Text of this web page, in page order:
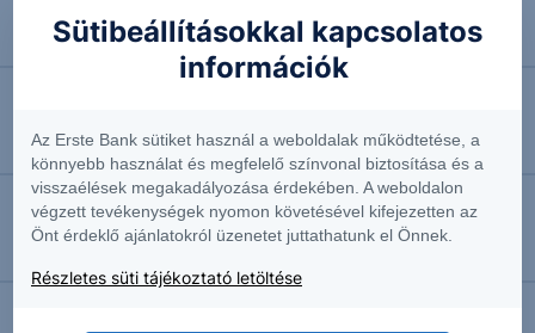
Négyhavi mélyponton a forint
EURUSD: munkapiaci jelentésre várva
2026.08.07. 10:37
Sütibeállításokkal kapcsolatos
információk
Az Erste Bank sütiket használ a weboldalak működtetése, a
könnyebb használat és megfelelő színvonal biztosítása és a
visszaélések megakadályozása érdekében. A weboldalon
végzett tevékenységek nyomon követésével kifejezetten az
Önt érdeklő ajánlatokról üzenetet juttathatunk el Önnek.
Részletes süti tájékoztató letöltése